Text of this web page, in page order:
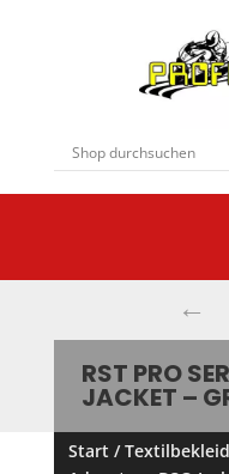
←
RST PRO
JACKET –
Start /